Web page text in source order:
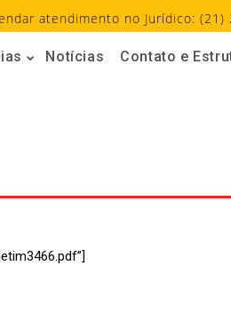
atendimento no Jurídico:
Notícias Contato e